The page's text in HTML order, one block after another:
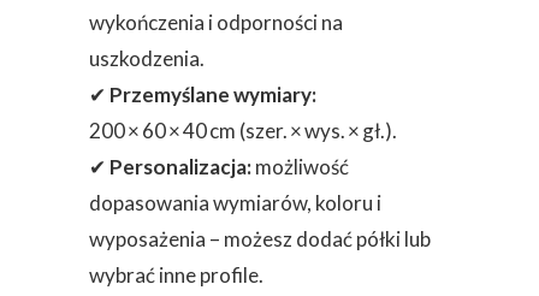
wykończenia i odporności na
uszkodzenia.
✔ Przemyślane wymiary:
200 × 60 × 40 cm (szer. × wys. × gł.).
✔ Personalizacja:możliwość
dopasowania wymiarów, koloru i
wyposażenia – możesz dodać półki lub
wybrać inne profile.